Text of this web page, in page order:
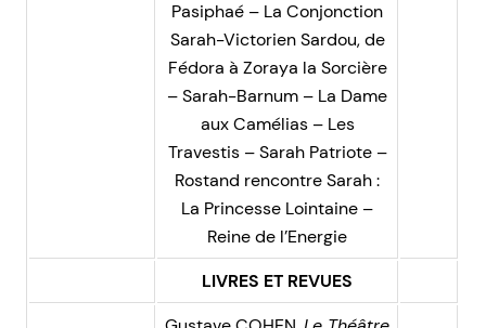
Pasiphaé – La Conjonction
Sarah-Victorien Sardou, de
Fédora à Zoraya la Sorcière
– Sarah-Barnum – La Dame
aux Camélias – Les
Travestis – Sarah Patriote –
Rostand rencontre Sarah :
La Princesse Lointaine –
Reine de l’Energie
LIVRES ET REVUES